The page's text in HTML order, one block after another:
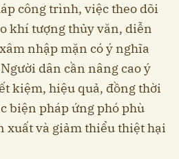
công trình, việc theo dõi
khí tượng thủy văn, diễn
nhập mặn có ý nghĩa
dân cần nâng cao ý
kiệm, hiệu quả, đồng thời
biện pháp ứng phó phù
xuất và giảm thiểu thiệt hại